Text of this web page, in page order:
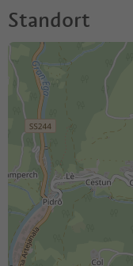
Standort